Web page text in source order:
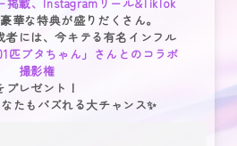
華な特典が盛りだくさん。
者には、今キテる有名インフル
匹ブタちゃん」さんとのコラボ
撮影権
プレゼント！
たもバズれる大チャンス✨